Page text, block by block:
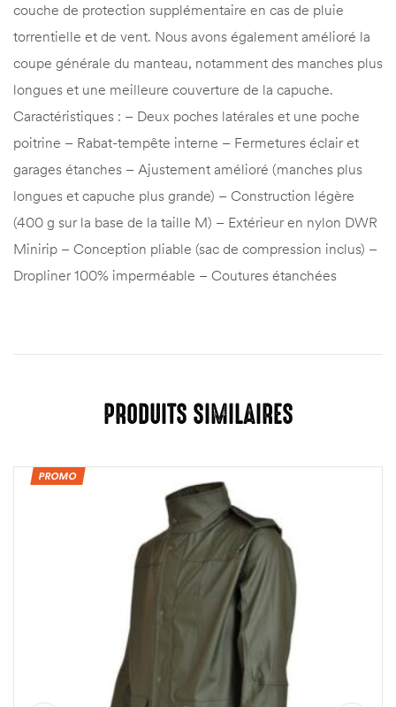
couche de protection supplémentaire en cas de pluie
torrentielle et de vent. Nous avons également amélioré la
coupe générale du manteau, notamment des manches plus
longues et une meilleure couverture de la capuche.
Caractéristiques : – Deux poches latérales et une poche
poitrine – Rabat-tempête interne – Fermetures éclair et
garages étanches – Ajustement amélioré (manches plus
longues et capuche plus grande) – Construction légère
(400 g sur la base de la taille M) – Extérieur en nylon DWR
Minirip – Conception pliable (sac de compression inclus) –
Dropliner 100% imperméable – Coutures étanchées
PRODUITS SIMILAIRES
PROMO